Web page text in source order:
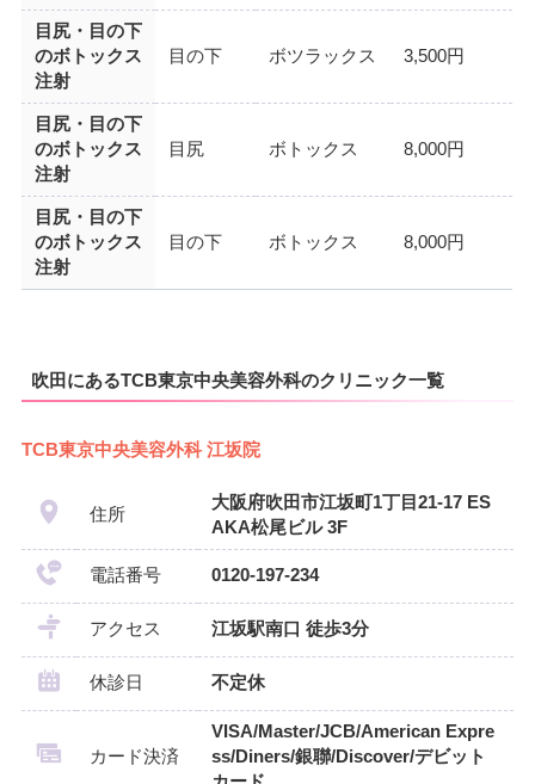
目尻・目の下
のボトックス
注射
目の下 ボツラックス 3,500円
目尻・目の下
のボトックス
注射
目尻 ボトックス 8,000円
目尻・目の下
のボトックス
注射
目の下 ボトックス 8,000円
吹田にあるTCB東京中央美容外科のクリニック一覧
TCB東京中央美容外科 江坂院
住所
大阪府吹田市江坂町1丁目21-17 ES
AKA松尾ビル 3F
電話番号 0120-197-234
アクセス 江坂駅南口 徒歩3分
休診日 不定休
カード決済
VISA/Master/JCB/American Expre
ss/Diners/銀聯/Discover/デビット